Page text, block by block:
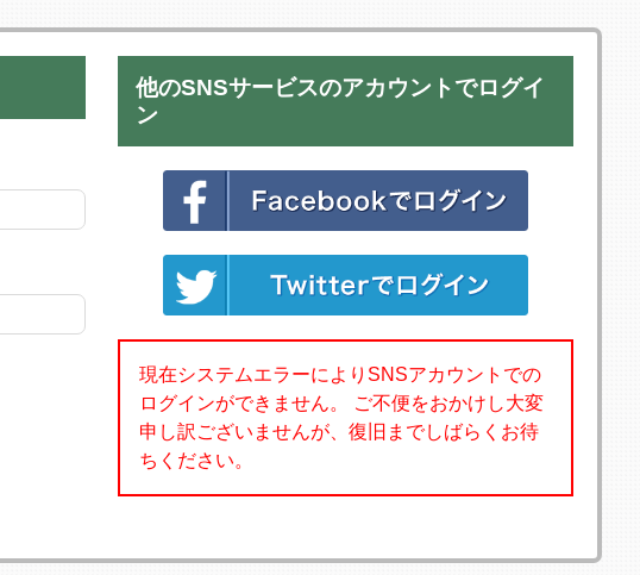
他のSNSサービスのアカウントでログイ
ン
現在システムエラーによりSNSアカウントでの
ログインができません。 ご不便をおかけし大変
申し訳ございませんが、復旧までしばらくお待
ちください。